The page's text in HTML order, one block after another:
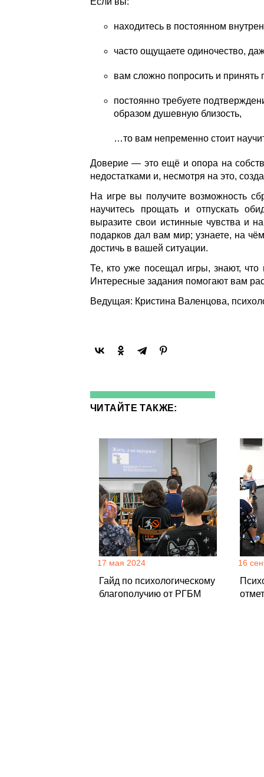
находитесь в постоянном
часто ощущаете одиночество,
вам сложно попросить и принять
постоянно требуете
образом душевную близость,
…то вам непременно стоит
Доверие — это ещё и опора на
недостатками и, несмотря на это,
На игре вы получите возможность
научитесь прощать и отпускать
выразите свои истинные чувства и
подарков дал вам мир; узнаете, на
достичь в вашей ситуации.
Те, кто уже посещал игры, знают,
Интересные задания помогают вам
Ведущая: Кристина Валенцова,
ЧИТАЙТЕ ТАКЖЕ:
17 мая 2024
Гайд по психологическому
благополучию от РГБМ
16